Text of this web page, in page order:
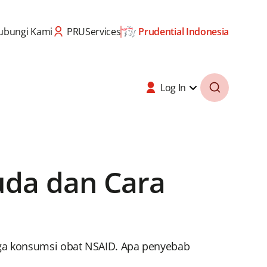
Kami PRUServices Prudential Indonesia
Log In
dan Cara
konsumsi obat NSAID. Apa penyebab